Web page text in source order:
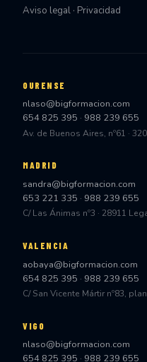
Aviso legal · Privacidad
OURENSE
nlaso@bigformacion.com
654 825 395 · 988 239 655
Av. de Buenos Aires, nº61 ·
MADRID
sandra@bigformacion.com
653 221 335 · 988 239 655
C/ Las Ánimas nº3 · 28911
VALENCIA
aobaya@bigformacion.com
654 825 395 · 988 239 655
C/ San Vicente Mártir nº83,
VIGO
nlaso@bigformacion.com
654 825 395 · 988 239 655